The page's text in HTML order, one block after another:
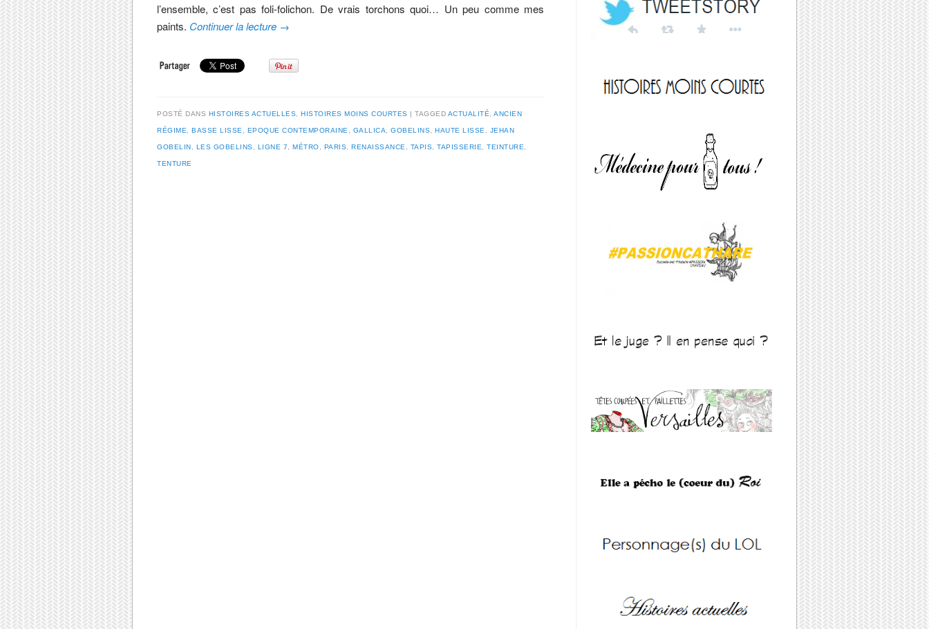
l’ensemble, c’est pas foli-folichon. De vrais torchons quoi… Un peu comme mes
paints. Continuer la lecture →
POSTÉ DANS HISTOIRES ACTUELLES, HISTOIRES MOINS COURTES TAGGED ACTUALITÉ, ANCIEN
RÉGIME, BASSE LISSE, EPOQUE CONTEMPORAINE, GALLICA, GOBELINS, HAUTE LISSE, JEHAN
GOBELIN, LES GOBELINS, LIGNE 7, MÉTRO, PARIS, RENAISSANCE, TAPIS, TAPISSERIE, TEINTURE,
TENTURE